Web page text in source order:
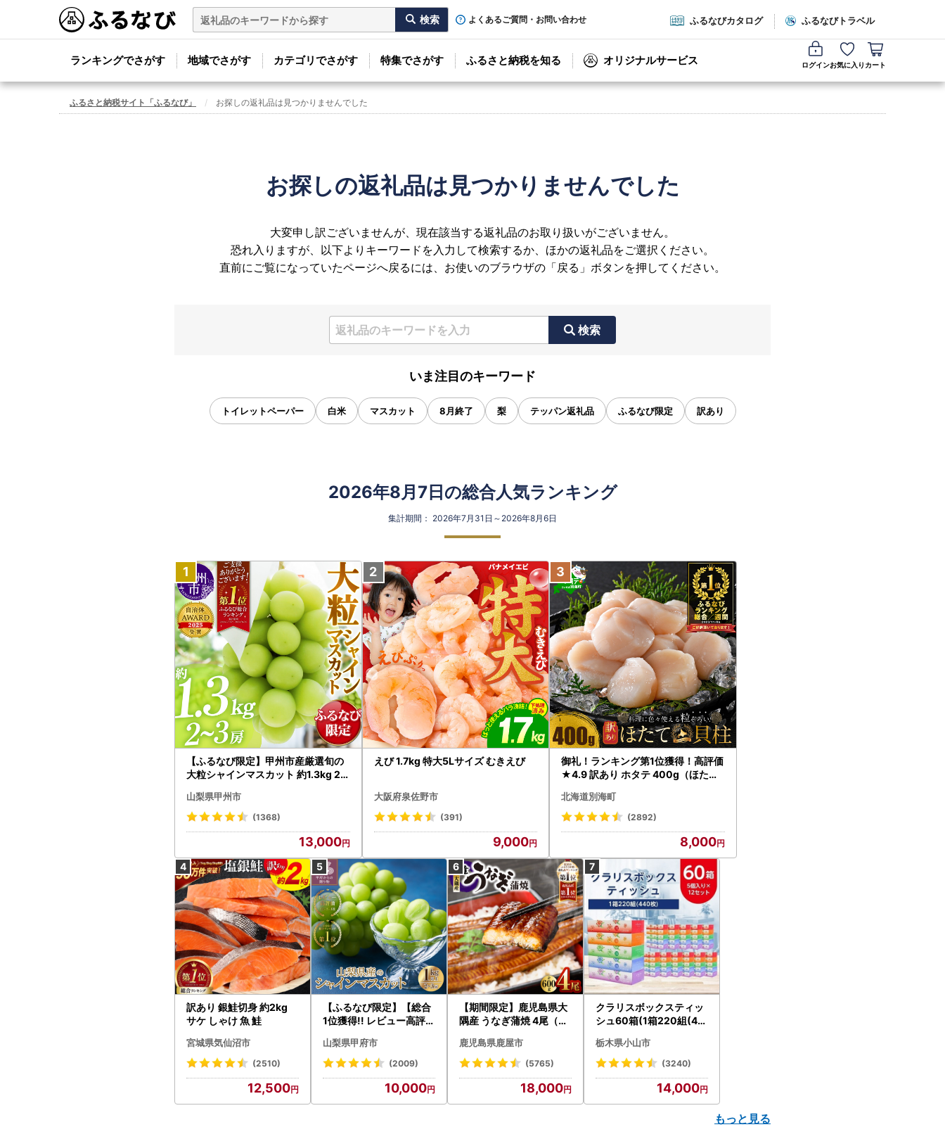
よくあるご質問・お問い合わせ ふるなびカタログ ふるなびトラベル
ランキングでさがす 地域でさがす カテゴリでさがす 特集でさがす ふるさと納税を知る オリジナルサービス ログインお気に入り カート
ふるさと納税サイト「ふるなび」 お探しの返礼品は見つかりませんでした
お探しの返礼品は見つかりませんでした
大変申し訳ございませんが、現在該当する返礼品のお取り扱いがございません。
恐れ入りますが、以下よりキーワードを入力して検索するか、ほかの返礼品をご選択ください。
直前にご覧になっていたページへ戻るには、お使いのブラウザの「戻る」ボタンを押してください。
検索
いま注目のキーワード
トイレットペーパー 白米 マスカット 8月終了 梨 テッパン返礼品 ふるなび限定 訳あり
2026年8月7日の総合人気ランキング
集計期間： 2026年7月31日～2026年8月6日
【ふるなび限定】甲州市産厳選旬の
大粒シャインマスカット 約1.3kg 2
472 FN-Limited-VO シャインマス
カット フルーツ
山梨県甲州市
(1368)
13,000
えび 1.7kg 特大5Lサイズ むきえび
大阪府泉佐野市
(391)
9,000
御礼！ランキング第1位獲得！高評価
★4.9 訳あり ホタテ 400g（ほたて
北海道別海町
(2892)
8,000
訳あり 銀鮭切身 約2kg
サケ しゃけ 魚 鮭
宮城県気仙沼市
(2510)
12,500
【ふるなび限定】【総合
1位獲得!! レビュー高評価
〉山梨県産 シャインマス
カット 2～3房（1.0kg以
N-Limited-SP
山梨県甲府市
(2009)
10,000
【期間限定】鹿児島県大
隅産 うなぎ蒲焼 4尾（60
cp18 うなぎ 鰻 魚 惣菜 総
菜
鹿児島県鹿屋市
(5765)
18,000
クラリスボックスティッ
シュ60箱(1箱220組(44
ト)【配送不可地域：離島
・沖縄県】【1256759】
栃木県小山市
(3240)
14,000
もっと見る